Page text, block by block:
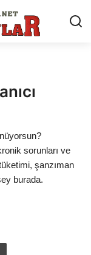
sorunları ve
şanzıman
burada.